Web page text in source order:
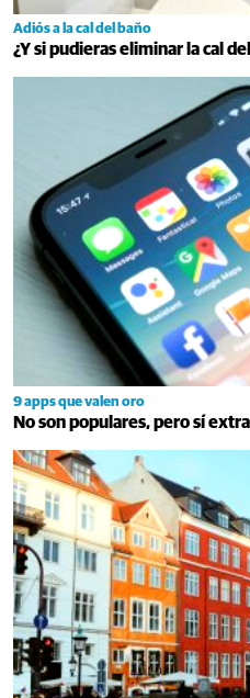
Adiós a la cal del baño
¿Y si pudieras eliminar la cal
9 apps que valen oro
No son populares, pero sí